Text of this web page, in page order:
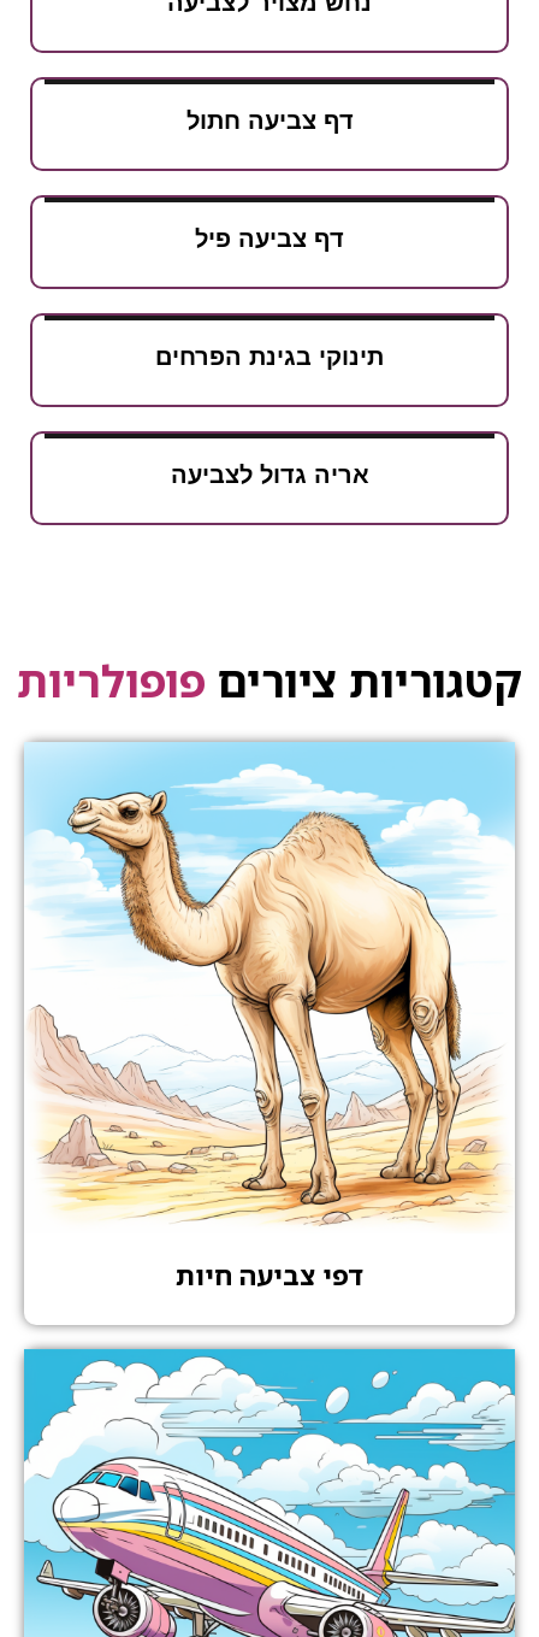
דף צביעה חתול
דף צביעה פיל
תינוקי בגינת הפרחים
אריה גדול לצביעה
קטגוריות ציורים פופולריות
דפי צביעה חיות